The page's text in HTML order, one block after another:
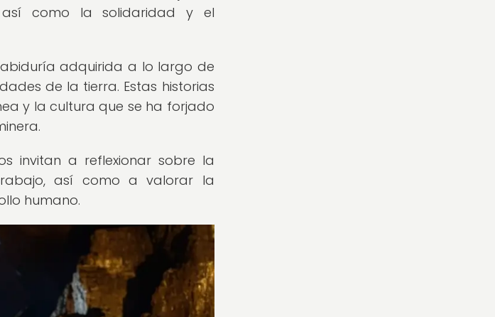
así como la solidaridad y el
adquirida a lo largo de
de la tierra. Estas historias
y la cultura que se ha forjado
invitan a reflexionar sobre la
así como a valorar la
humano.